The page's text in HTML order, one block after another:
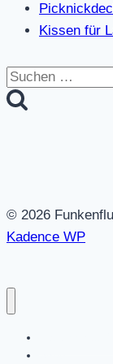
Kissen für
Suchen
nach:
© 2026
Kadence WP